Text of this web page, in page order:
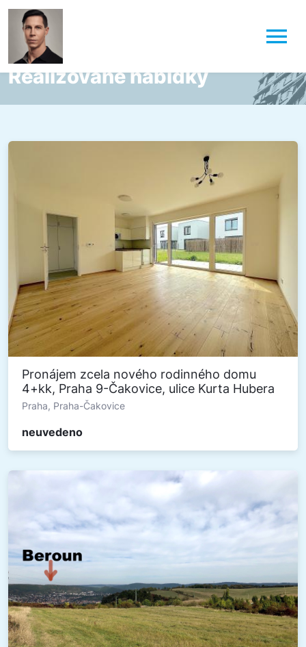
Realizované nabídky
Pronájem zcela nového rodinného domu
4+kk, Praha 9-Čakovice, ulice Kurta Hubera
Praha, Praha-Čakovice
neuvedeno